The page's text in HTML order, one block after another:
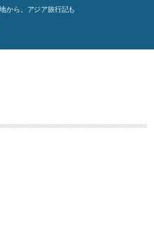
から。アジア旅行記も